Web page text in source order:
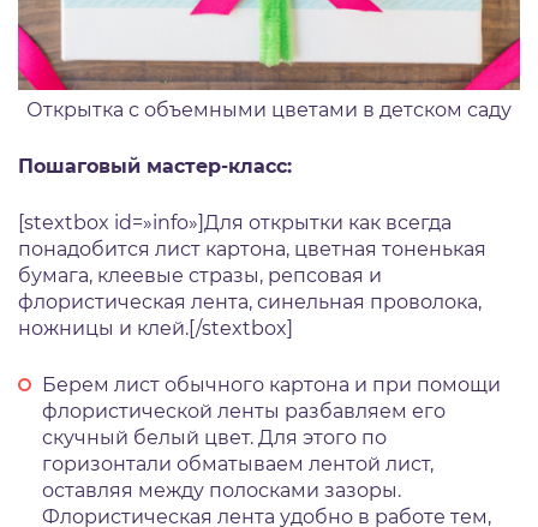
Открытка с объемными цветами в детском саду
Пошаговый мастер-класс:
[stextbox id=»info»]Для открытки как всегда
понадобится лист картона, цветная тоненькая
бумага, клеевые стразы, репсовая и
флористическая лента, синельная проволока,
ножницы и клей.[/stextbox]
Берем лист обычного картона и при помощи
флористической ленты разбавляем его
скучный белый цвет. Для этого по
горизонтали обматываем лентой лист,
оставляя между полосками зазоры.
Флористическая лента удобно в работе тем,